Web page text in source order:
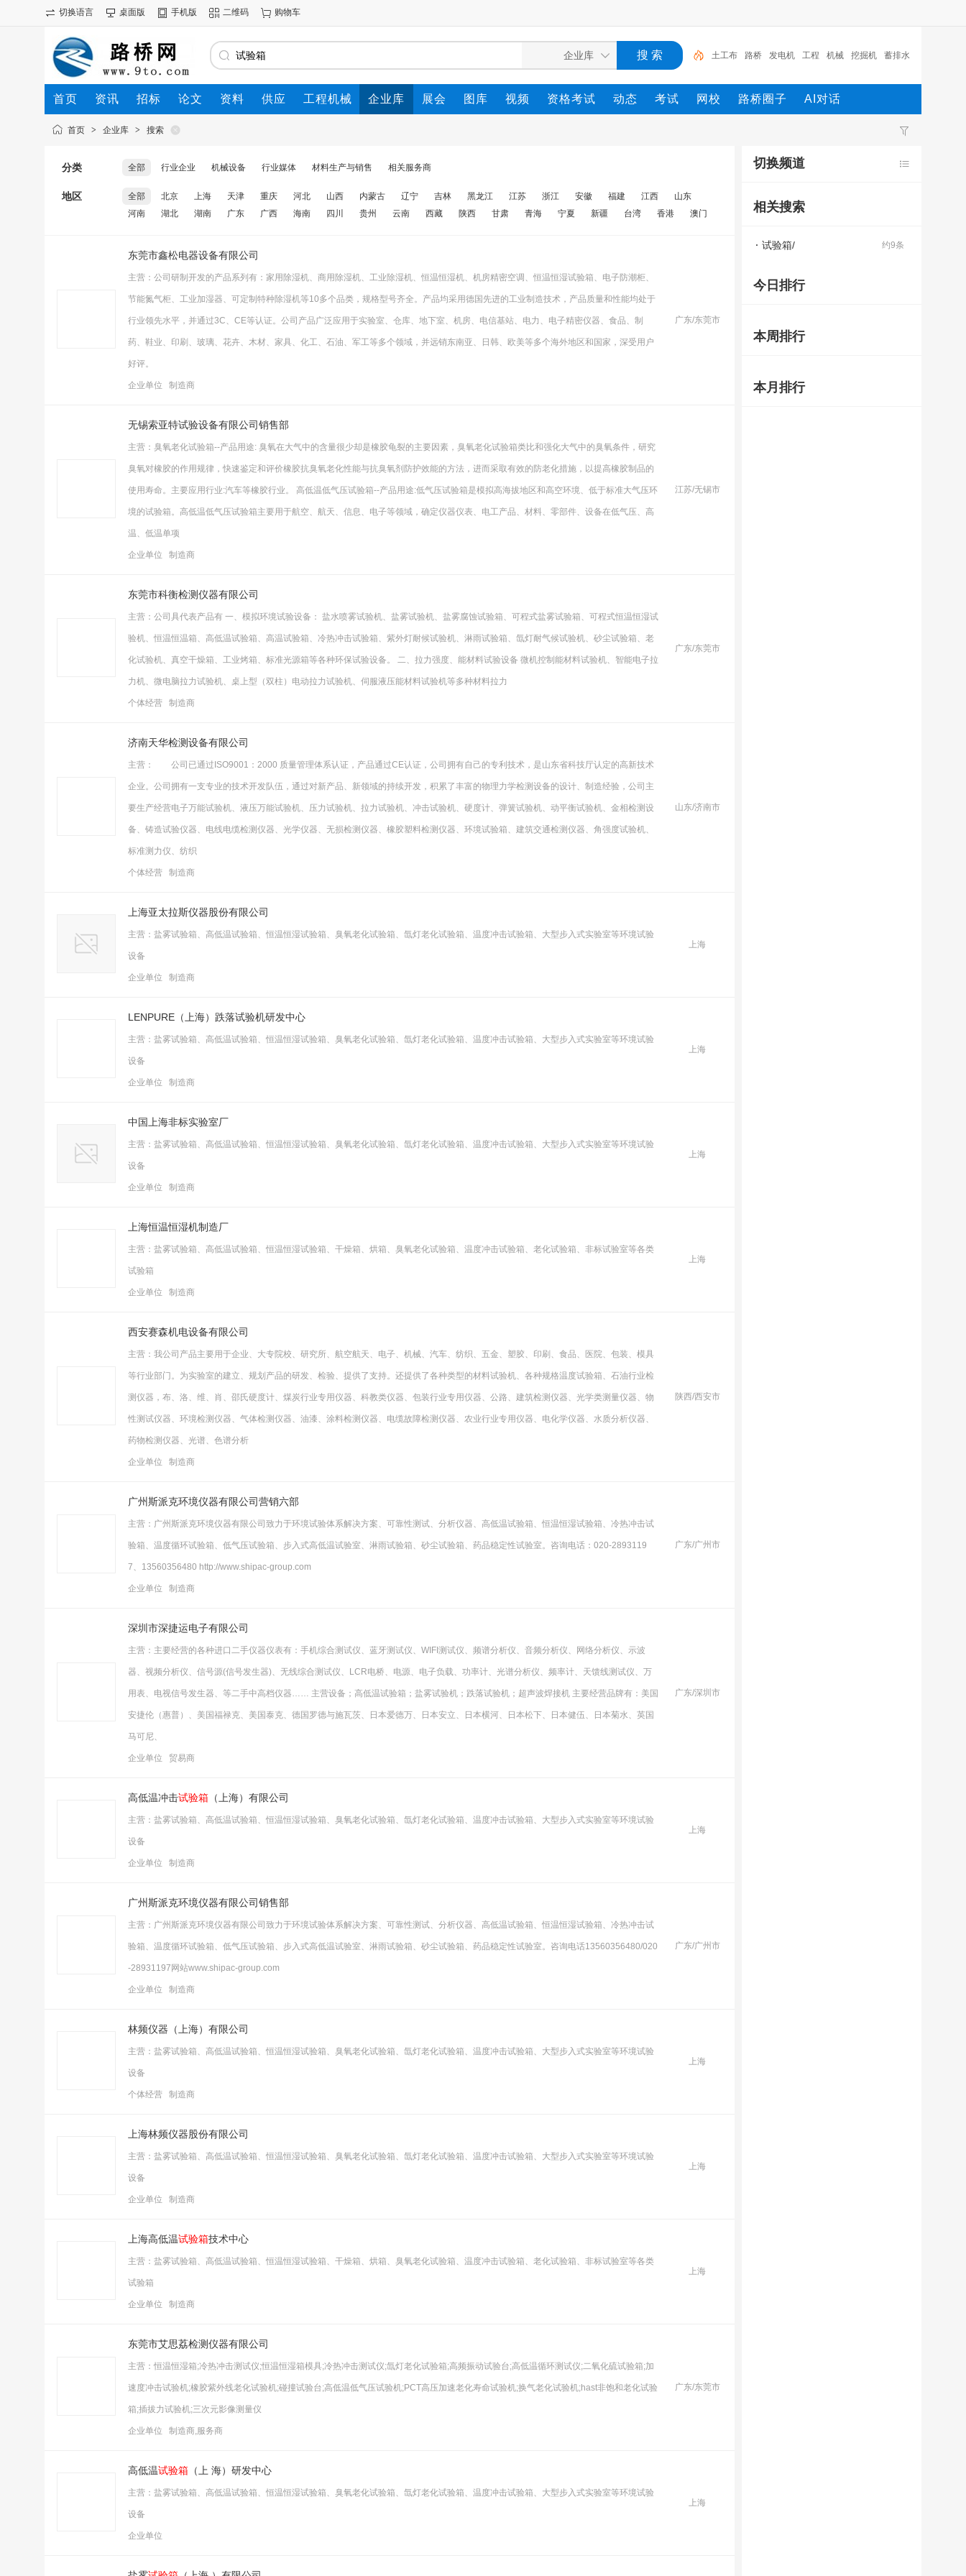
切换语言 桌面版 手机版 二维码 购物车
土工布 路桥 发电机 工程 机械 挖掘机 蓄排水
板 千斤顶 试验箱 土工格栅
首页 资讯 招标 论文 资料 供应 工程机械 企业库 展会 图库 视频 资格考试 动态 考试 网校 路桥圈子 AI对话
首页 > 企业库 > 搜索
分类 全部 行业企业 机械设备 行业媒体 材料生产与销售 相关服务商
地区 全部 北京 上海 天津 重庆 河北 山西 内蒙古 辽宁 吉林 黑龙江 江苏 浙江 安徽 福建 江西
山东
河南
湖北 湖南 广东 广西 海南 四川 贵州 云南 西藏 陕西 甘肃 青海 宁夏 新疆 台湾 香港 澳门
东莞市鑫松电器设备有限公司
主营：公司研制开发的产品系列有：家用除湿机、商用除湿机、工业除湿机、恒温恒湿机、机房精密空调、恒温恒湿试验箱、电子防潮柜、
节能氮气柜、工业加湿器、可定制特种除湿机等10多个品类，规格型号齐全。产品均采用德国先进的工业制造技术，产品质量和性能均处于
行业领先水平，并通过3C、CE等认证。公司产品广泛应用于实验室、仓库、地下室、机房、电信基站、电力、电子精密仪器、食品、制
药、鞋业、印刷、玻璃、花卉、木材、家具、化工、石油、军工等多个领域，并远销东南亚、日韩、欧美等多个海外地区和国家，深受用户
好评。
企业单位 制造商
广东/东莞市
无锡索亚特试验设备有限公司销售部
主营：臭氧老化试验箱--产品用途: 臭氧在大气中的含量很少却是橡胶龟裂的主要因素，臭氧老化试验箱类比和强化大气中的臭氧条件，研究
臭氧对橡胶的作用规律，快速鉴定和评价橡胶抗臭氧老化性能与抗臭氧剂防护效能的方法，进而采取有效的防老化措施，以提高橡胶制品的
使用寿命。主要应用行业:汽车等橡胶行业。 高低温低气压试验箱--产品用途:低气压试验箱是模拟高海拔地区和高空环境、低于标准大气压环
境的试验箱。高低温低气压试验箱主要用于航空、航天、信息、电子等领域，确定仪器仪表、电工产品、材料、零部件、设备在低气压、高
温、低温单项
企业单位 制造商
江苏/无锡市
东莞市科衡检测仪器有限公司
主营：公司具代表产品有 一、模拟环境试验设备： 盐水喷雾试验机、盐雾试验机、盐雾腐蚀试验箱、可程式盐雾试验箱、可程式恒温恒湿试
验机、恒温恒温箱、高低温试验箱、高温试验箱、冷热冲击试验箱、紫外灯耐候试验机、淋雨试验箱、氙灯耐气候试验机、砂尘试验箱、老
化试验机、真空干燥箱、工业烤箱、标准光源箱等各种环保试验设备。 二、拉力强度、能材料试验设备 微机控制能材料试验机、智能电子拉
力机、微电脑拉力试验机、桌上型（双柱）电动拉力试验机、伺服液压能材料试验机等多种材料拉力
个体经营 制造商
广东/东莞市
济南天华检测设备有限公司
主营： 公司已通过ISO9001：2000 质量管理体系认证，产品通过CE认证，公司拥有自己的专利技术，是山东省科技厅认定的高新技术
企业。公司拥有一支专业的技术开发队伍，通过对新产品、新领域的持续开发，积累了丰富的物理力学检测设备的设计、制造经验，公司主
要生产经营电子万能试验机、液压万能试验机、压力试验机、拉力试验机、冲击试验机、硬度计、弹簧试验机、动平衡试验机、金相检测设
备、铸造试验仪器、电线电缆检测仪器、光学仪器、无损检测仪器、橡胶塑料检测仪器、环境试验箱、建筑交通检测仪器、角强度试验机、
标准测力仪、纺织
个体经营 制造商
山东/济南市
上海亚太拉斯仪器股份有限公司
主营：盐雾试验箱、高低温试验箱、恒温恒湿试验箱、臭氧老化试验箱、氙灯老化试验箱、温度冲击试验箱、大型步入式实验室等环境试验
设备
企业单位 制造商
上海
LENPURE（上海）跌落试验机研发中心
主营：盐雾试验箱、高低温试验箱、恒温恒湿试验箱、臭氧老化试验箱、氙灯老化试验箱、温度冲击试验箱、大型步入式实验室等环境试验
设备
企业单位 制造商
上海
中国上海非标实验室厂
主营：盐雾试验箱、高低温试验箱、恒温恒湿试验箱、臭氧老化试验箱、氙灯老化试验箱、温度冲击试验箱、大型步入式实验室等环境试验
设备
企业单位 制造商
上海
上海恒温恒湿机制造厂
主营：盐雾试验箱、高低温试验箱、恒温恒湿试验箱、干燥箱、烘箱、臭氧老化试验箱、温度冲击试验箱、老化试验箱、非标试验室等各类
试验箱
企业单位 制造商
上海
西安赛森机电设备有限公司
主营：我公司产品主要用于企业、大专院校、研究所、航空航天、电子、机械、汽车、纺织、五金、塑胶、印刷、食品、医院、包装、模具
等行业部门。为实验室的建立、规划产品的研发、检验、提供了支持。还提供了各种类型的材料试验机、各种规格温度试验箱、石油行业检
测仪器，布、洛、维、肖、邵氏硬度计、煤炭行业专用仪器、科教类仪器、包装行业专用仪器、公路、建筑检测仪器、光学类测量仪器、物
性测试仪器、环境检测仪器、气体检测仪器、油漆、涂料检测仪器、电缆故障检测仪器、农业行业专用仪器、电化学仪器、水质分析仪器、
药物检测仪器、光谱、色谱分析
企业单位 制造商
陕西/西安市
广州斯派克环境仪器有限公司营销六部
主营：广州斯派克环境仪器有限公司致力于环境试验体系解决方案、可靠性测试、分析仪器、高低温试验箱、恒温恒湿试验箱、冷热冲击试
验箱、温度循环试验箱、低气压试验箱、步入式高低温试验室、淋雨试验箱、砂尘试验箱、药品稳定性试验室。咨询电话：020-2893119
7、13560356480 http://www.shipac-group.com
企业单位 制造商
广东/广州市
深圳市深捷运电子有限公司
主营：主要经营的各种进口二手仪器仪表有：手机综合测试仪、蓝牙测试仪、WIFI测试仪、频谱分析仪、音频分析仪、网络分析仪、示波
器、视频分析仪、信号源(信号发生器)、无线综合测试仪、LCR电桥、电源、电子负载、功率计、光谱分析仪、频率计、天馈线测试仪、万
用表、电视信号发生器、等二手中高档仪器…… 主营设备；高低温试验箱；盐雾试验机；跌落试验机；超声波焊接机 主要经营品牌有：美国
安捷伦（惠普）、美国福禄克、美国泰克、德国罗德与施瓦茨、日本爱德万、日本安立、日本横河、日本松下、日本健伍、日本菊水、英国
马可尼、
企业单位 贸易商
广东/深圳市
高低温冲击试验箱 （上海）有限公司
主营：盐雾试验箱、高低温试验箱、恒温恒湿试验箱、臭氧老化试验箱、氙灯老化试验箱、温度冲击试验箱、大型步入式实验室等环境试验
设备
企业单位 制造商
上海
广州斯派克环境仪器有限公司销售部
主营：广州斯派克环境仪器有限公司致力于环境试验体系解决方案、可靠性测试、分析仪器、高低温试验箱、恒温恒湿试验箱、冷热冲击试
验箱、温度循环试验箱、低气压试验箱、步入式高低温试验室、淋雨试验箱、砂尘试验箱、药品稳定性试验室。咨询电话13560356480/020
-28931197网站www.shipac-group.com
企业单位 制造商
广东/广州市
林频仪器（上海）有限公司
主营：盐雾试验箱、高低温试验箱、恒温恒湿试验箱、臭氧老化试验箱、氙灯老化试验箱、温度冲击试验箱、大型步入式实验室等环境试验
设备
个体经营 制造商
上海
上海林频仪器股份有限公司
主营：盐雾试验箱、高低温试验箱、恒温恒湿试验箱、臭氧老化试验箱、氙灯老化试验箱、温度冲击试验箱、大型步入式实验室等环境试验
设备
企业单位 制造商
上海
上海高低温试验箱技术中心
主营：盐雾试验箱、高低温试验箱、恒温恒湿试验箱、干燥箱、烘箱、臭氧老化试验箱、温度冲击试验箱、老化试验箱、非标试验室等各类
试验箱
企业单位 制造商
上海
东莞市艾思荔检测仪器有限公司
主营：恒温恒湿箱;冷热冲击测试仪;恒温恒湿箱模具;冷热冲击测试仪;氙灯老化试验箱;高频振动试验台;高低温循环测试仪;二氧化硫试验箱;加
速度冲击试验机;橡胶紫外线老化试验机;碰撞试验台;高低温低气压试验机;PCT高压加速老化寿命试验机;换气老化试验机;hast非饱和老化试验
箱;插拔力试验机;三次元影像测量仪
企业单位 制造商,服务商
广东/东莞市
高低温试验箱 （上 海）研发中心
主营：盐雾试验箱、高低温试验箱、恒温恒湿试验箱、臭氧老化试验箱、氙灯老化试验箱、温度冲击试验箱、大型步入式实验室等环境试验
设备
企业单位
上海
切换频道
相关搜索
约9条
试验箱/
今日排行
本周排行
本月排行